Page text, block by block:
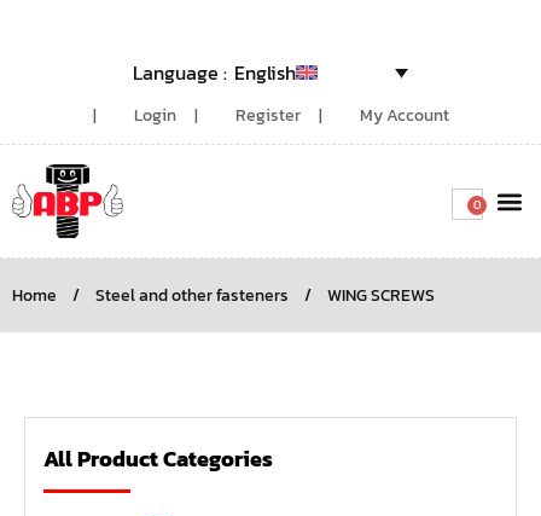
English
Login Register My Account
0
Home / Steel and other fasteners / WING SCREWS
All Product Categories